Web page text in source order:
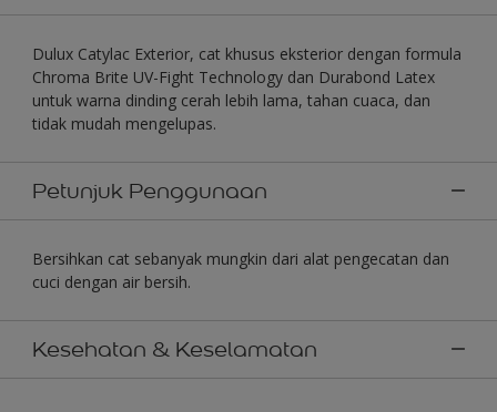
Dulux Catylac Exterior, cat khusus eksterior dengan formula
Chroma Brite UV-Fight Technology dan Durabond Latex
untuk warna dinding cerah lebih lama, tahan cuaca, dan
tidak mudah mengelupas.
Petunjuk Penggunaan
Bersihkan cat sebanyak mungkin dari alat pengecatan dan
cuci dengan air bersih.
Kesehatan & Keselamatan